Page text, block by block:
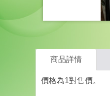
商品詳情
價格為1對售價。